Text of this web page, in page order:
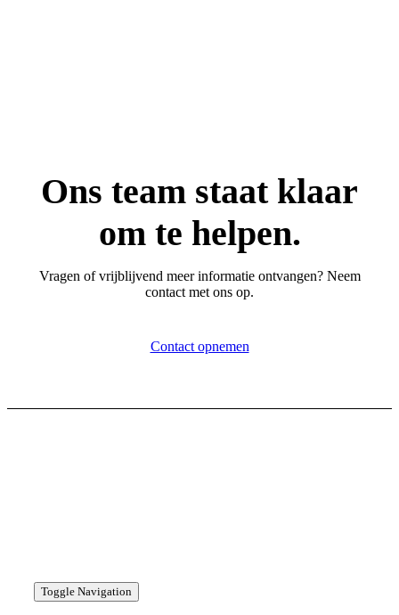
Ons team staat klaar
om te helpen.
Vragen of vrijblijvend meer informatie ontvangen? Neem
contact met ons op.
Contact opnemen
Toggle Navigation